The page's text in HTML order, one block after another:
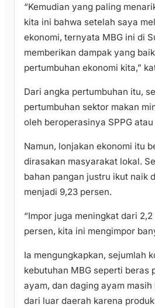
“Kemudian yang paling
kita ini bahwa setelah saya
ekonomi, ternyata MBG ini di
memberikan dampak yang
pertumbuhan ekonomi kita,”
Dari angka pertumbuhan itu,
pertumbuhan sektor makan
oleh beroperasinya SPPG
Namun, lonjakan ekonomi itu
dirasakan masyarakat lokal.
bahan pangan justru ikut naik
menjadi 9,23 persen.
“Impor juga meningkat dari
persen, kita ini mengimpor
Ia mengungkapkan, sejumlah
kebutuhan MBG seperti beras
ayam, dan daging ayam
dari luar daerah karena